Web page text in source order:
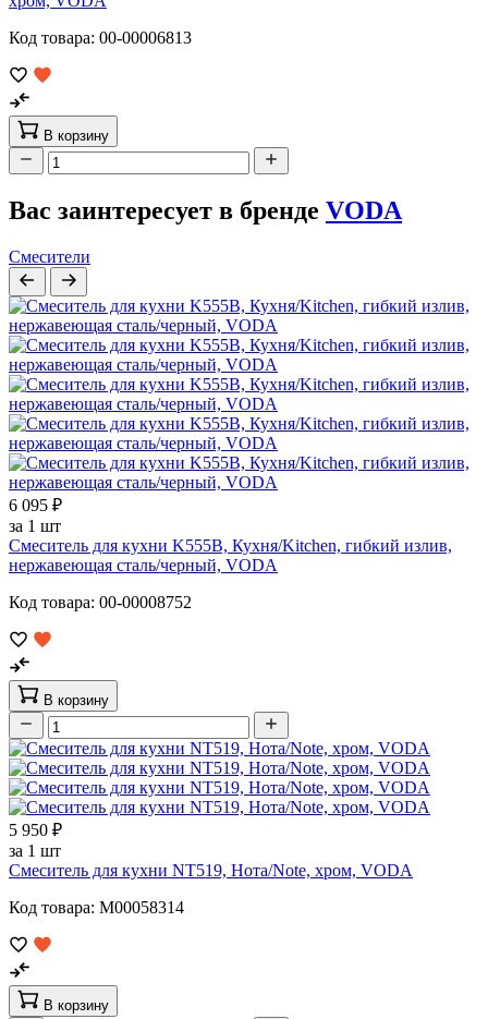
Код товара: 00-00006813
В корзину
Вас заинтересует в бренде VODA
Смесители
6 095 ₽
за 1 шт
Смеситель для кухни K555B, Кухня/Kitchen, гибкий излив,
нержавеющая сталь/черный, VODA
Код товара: 00-00008752
В корзину
5 950 ₽
за 1 шт
Смеситель для кухни NT519, Нота/Note, хром, VODA
Код товара: M00058314
В корзину